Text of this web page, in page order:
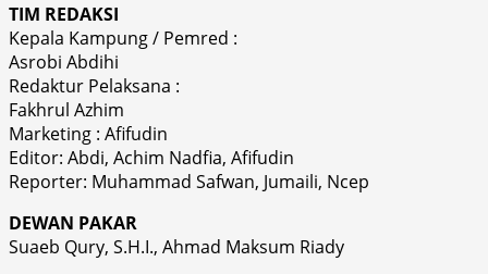
TIM REDAKSI
Kepala Kampung / Pemred :
Asrobi Abdihi
Redaktur Pelaksana :
Fakhrul Azhim
Marketing : Afifudin
Editor: Abdi, Achim Nadfia, Afifudin
Reporter: Muhammad Safwan, Jumaili, Ncep
DEWAN PAKAR
Suaeb Qury, S.H.I., Ahmad Maksum Riady